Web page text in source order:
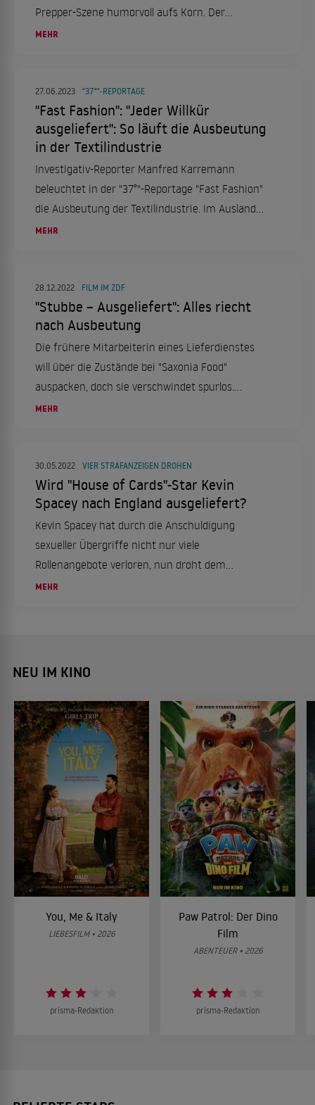
Prepper-Szene humorvoll aufs Korn. Der
Schauspieler, bekannt als Tatort-Kommissar
Solidarität.
MEHR
27.06.2023 "37°"-REPORTAGE
"Fast Fashion": "Jeder Willkür
ausgeliefert": So läuft die Ausbeutung
in der Textilindustrie
Investigativ-Reporter Manfred Karremann
beleuchtet in der "37°"-Reportage "Fast Fashion"
die Ausbeutung der Textilindustrie. Im Ausland
billig Klamotten zu produzieren, ist für manche
Niedriglohnländern noch ausgenutzt werden?
MEHR
28.12.2022 FILM IM ZDF
"Stubbe – Ausgeliefert": Alles riecht
nach Ausbeutung
Die frühere Mitarbeiterin eines Lieferdienstes
will über die Zustände bei "Saxonia Food"
auspacken, doch sie verschwindet spurlos.
Stubbes Tochter ermittelt.
MEHR
30.05.2022 VIER STRAFANZEIGEN DROHEN
Wird "House of Cards"-Star Kevin
Spacey nach England ausgeliefert?
Kevin Spacey hat durch die Anschuldigung
sexueller Übergriffe nicht nur viele
Rollenangebote verloren, nun droht dem
Schauspieler neuer Ärger. In England wartet eine
MEHR
NEU IM KINO
You, Me & Italy
LIEBESFILM • 2026
prisma-Redaktion
Paw Patrol: Der Dino
Film
ABENTEUER • 2026
prisma-Redaktion